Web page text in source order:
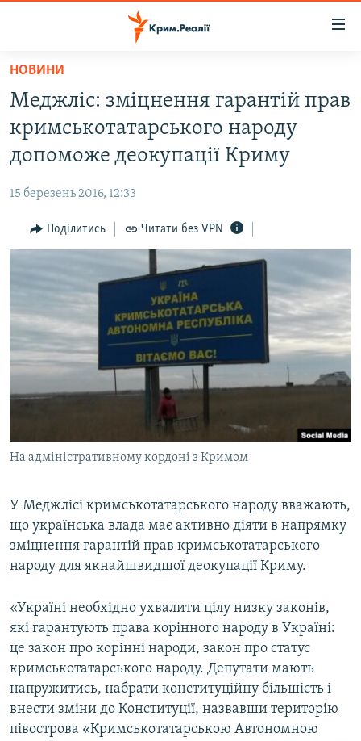
Перейти
основного
матеріалу
Перейти
до
основної
навігації
Перейти
до
ВОДА.КРИМ
ВІДЕО ТА ФОТО
БЛОГИ
ПОГЛЯД
ВСЕ ЗА ДЕНЬ
СПЕЦПРОЕКТИ
ДЕПОРТАЦІЯ
ВІДЕОУРОКИ «ELIFBE»
УКРАЇНСЬКА ПРОБЛЕМА КРИМУ
ІНФОГРАФІКА
ЯК ОБІЙТИ БЛОКУВАННЯ
Русский
ДОЛУЧАЙСЯ!
Усі сайти RFE/RL
НОВИНИ
Меджліс: зміцнення гарантій прав
кримськотатарського народу
допоможе деокупації Криму
15 березень 2016, 12:33
Поділитись Читати без VPN
На адміністративному кордоні з Кримом
У Меджлісі кримськотатарського народу вважають,
що українська влада має активно діяти в напрямку
зміцнення гарантій прав кримськотатарського
народу для якнайшвидшої деокупації Криму.
«Україні необхідно ухвалити цілу низку законів,
які гарантують права корінного народу в Україні:
це закон про корінні народи, закон про статус
кримськотатарського народу. Депутати мають
напружитись, набрати конституційну більшість і
внести зміни до Конституції, назвавши територію
півострова «Кримськотатарською Автономною